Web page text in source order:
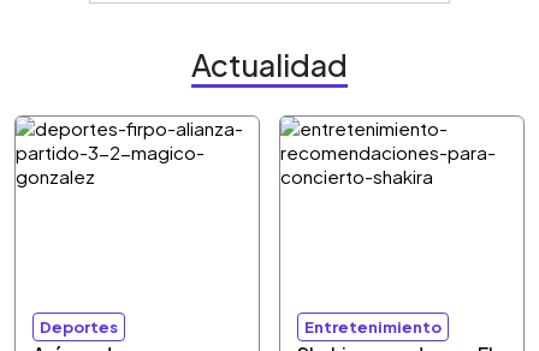
Actualidad
Deportes Entretenimiento